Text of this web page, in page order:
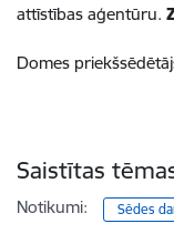
attīstības aģentūru.
Domes
A.
Saistītas
Notikumi: Sēdes